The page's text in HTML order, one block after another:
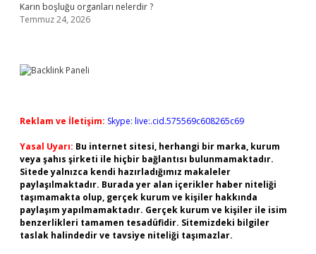
Karın boşluğu organları nelerdir ?
Temmuz 24, 2026
Reklam ve İletişim: Skype: live:.cid.575569c608265c69
Yasal Uyarı: Bu internet sitesi, herhangi bir marka, kurum
veya şahıs şirketi ile hiçbir bağlantısı bulunmamaktadır.
Sitede yalnızca kendi hazırladığımız makaleler
paylaşılmaktadır. Burada yer alan içerikler haber niteliği
taşımamakta olup, gerçek kurum ve kişiler hakkında
paylaşım yapılmamaktadır. Gerçek kurum ve kişiler ile isim
benzerlikleri tamamen tesadüfidir. Sitemizdeki bilgiler
taslak halindedir ve tavsiye niteliği taşımazlar.